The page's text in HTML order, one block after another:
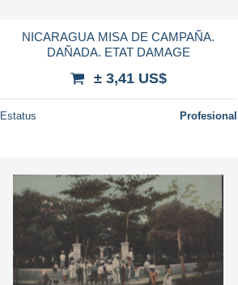
NICARAGUA MISA DE CAMPAÑA.
DAÑADA. ETAT DAMAGE
± 3,41 US$
Estatus Profesional